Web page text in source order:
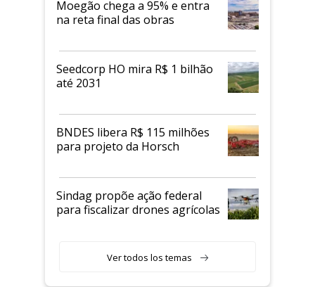
Moegão chega a 95% e entra
na reta final das obras
Seedcorp HO mira R$ 1 bilhão
até 2031
BNDES libera R$ 115 milhões
para projeto da Horsch
Sindag propõe ação federal
para fiscalizar drones agrícolas
Ver todos los temas